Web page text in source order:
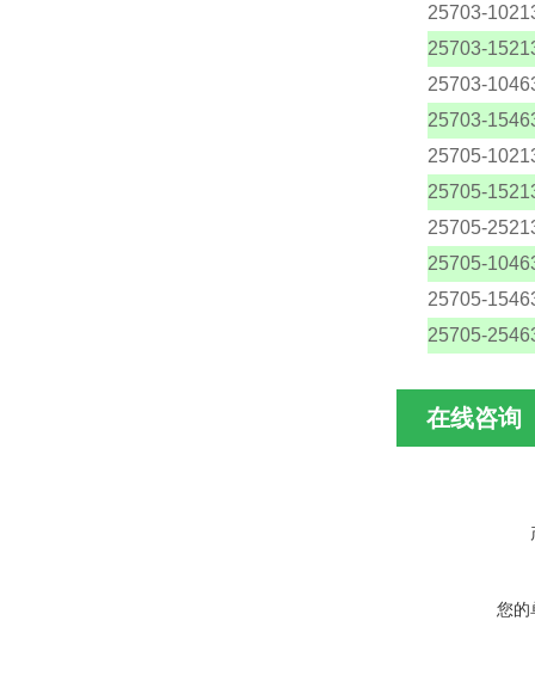
25703-
25703-
25703-
25703-
25705-
25705-
25705-
25705-
25705-
25705-
在线咨询
您的